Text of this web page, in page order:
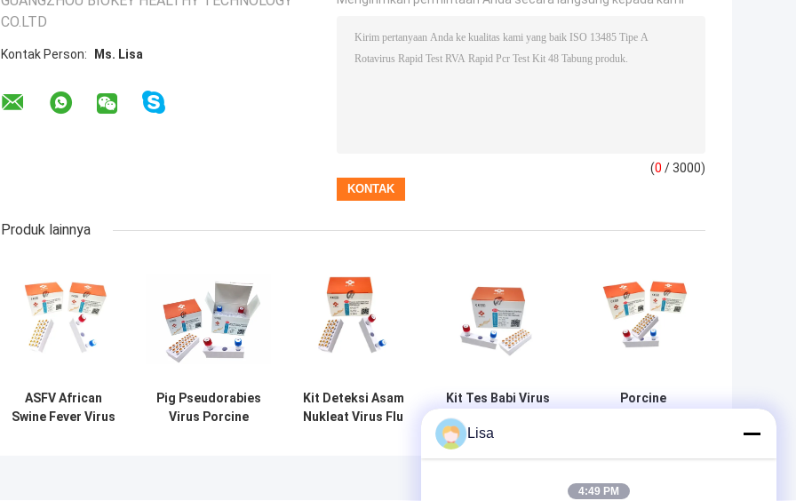
CO.LTD
Kontak Person: Ms. Lisa
(0 / 3000)
Produk lainnya
ASFV African
Swine Fever Virus
Pig Pseudorabies
Virus Porcine
Kit Deteksi Asam
Nukleat Virus Flu
Kit Tes Babi Virus
Diare Epidemi Kit
Deteksi Cepat ISO
Porcine
Lisa
4:49 PM